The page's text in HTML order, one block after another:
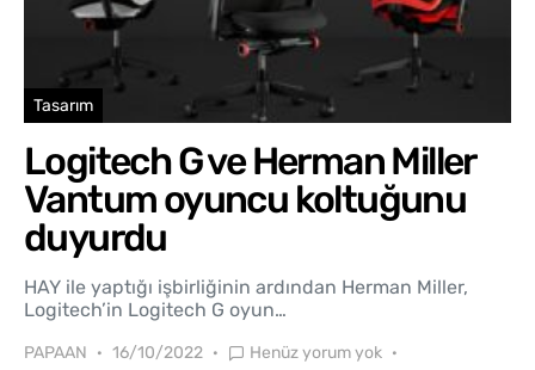
Tasarım
Logitech G ve Herman Miller
Vantum oyuncu koltuğunu
duyurdu
HAY ile yaptığı işbirliğinin ardından Herman Miller,
Logitech’in Logitech G oyun…
PAPAAN 16/10/2022
Henüz yorum yok